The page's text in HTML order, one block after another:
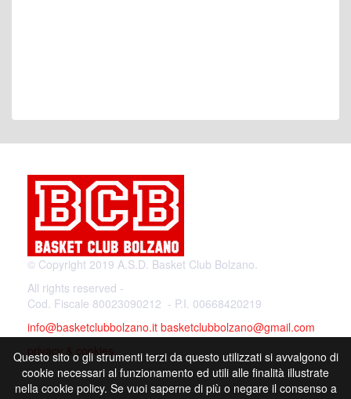
© Copyright 2019 A.S.D. Basket Club Bolzano.
All rights reserved -
Cod. Fiscale 80023090212 - P.I. 00668420219
info@basketclubbolzano.it basketclubbolzano@gmail.com
privacy & cookies
Questo sito o gli strumenti terzi da questo utilizzati si avvalgono di
cookie necessari al funzionamento ed utili alle finalità illustrate
nella cookie policy. Se vuoi saperne di più o negare il consenso a